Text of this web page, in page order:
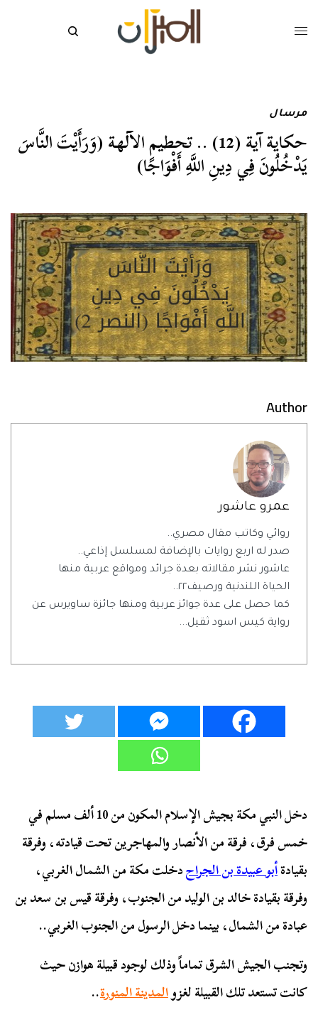
مرسال
حكاية آية (12) .. تحطيم الآلهة (وَرَأَيْتَ النَّاسَ
يَدْخُلُونَ فِي دِينِ اللَّهِ أَفْوَاجًا)
Author
عمرو عاشور
روائي وكاتب مقال مصري..
صدر له اربع روايات بالإضافة لمسلسل إذاعي..
عاشور نشر مقالاته بعدة جرائد ومواقع عربية منها
الحياة اللندنية ورصيف٢٢..
كما حصل على عدة جوائز عربية ومنها جائزة ساويرس عن
رواية كيس اسود ثقيل...
دخل النبي مكة بجيش الإسلام المكون من 10 ألف مسلم في
خمس فرق، فرقة من الأنصار والمهاجرين تحت قيادته، وفرقة
بقيادةأبو عبيدة بن الجراحدخلت مكة من الشمال الغربي،
وفرقة بقيادة خالد بن الوليد من الجنوب، وفرقة قيس بن سعد بن
عبادة من الشمال، بينما دخل الرسول من الجنوب الغربي..
وتجنب الجيش الشرق تماماً وذلك لوجود قبيلة هوازن حيث
كانت تستعد تلك القبيلة لغزوالمدينة المنورة..